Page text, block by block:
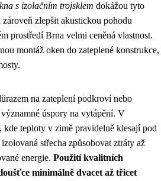
s izolačním trojsklem dokážou tyto
zlepšit akustickou pohodu
prostředí Brna velmi ceněná vlastnost.
montáž oken do zateplené konstrukce,
na zateplení podkroví nebo
úspory na vytápění. V
kde teploty v zimě pravidelně klesají pod
střecha způsobovat ztráty až
energie. Použití kvalitních
minimálně dvacet až třicet